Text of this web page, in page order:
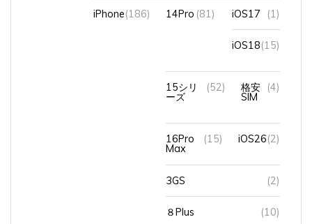
iPhone (186) 14Pro (81) iOS17 (1)
iOS18 (15)
15シリ
ーズ
(52) 格安
SIM
(4)
16Pro
Max
(15) iOS26 (2)
3GS (2)
８Plus (10)